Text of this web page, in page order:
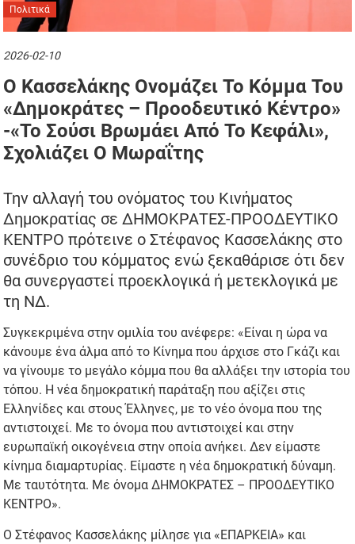
Πολιτικά
2026-02-10
Ο Κασσελάκης Ονομάζει Το Κόμμα Του
«Δημοκράτες – Προοδευτικό Κέντρο»
-«Το Σούσι Βρωμάει Από Το Κεφάλι»,
Σχολιάζει Ο Μωραΐτης
Την αλλαγή του ονόματος του Κινήματος
Δημοκρατίας σε ΔΗΜΟΚΡΑΤΕΣ-ΠΡΟΟΔΕΥΤΙΚΟ
ΚΕΝΤΡΟ πρότεινε ο Στέφανος Κασσελάκης στο
συνέδριο του κόμματος ενώ ξεκαθάρισε ότι δεν
θα συνεργαστεί προεκλογικά ή μετεκλογικά με
τη ΝΔ.
Συγκεκριμένα στην ομιλία του ανέφερε: «Είναι η ώρα να
κάνουμε ένα άλμα από το Κίνημα που άρχισε στο Γκάζι και
να γίνουμε το μεγάλο κόμμα που θα αλλάξει την ιστορία του
τόπου. Η νέα δημοκρατική παράταξη που αξίζει στις
Ελληνίδες και στους Έλληνες, με το νέο όνομα που της
αντιστοιχεί. Με το όνομα που αντιστοιχεί και στην
ευρωπαϊκή οικογένεια στην οποία ανήκει. Δεν είμαστε
κίνημα διαμαρτυρίας. Είμαστε η νέα δημοκρατική δύναμη.
Με ταυτότητα. Με όνομα ΔΗΜΟΚΡΑΤΕΣ – ΠΡΟΟΔΕΥΤΙΚΟ
ΚΕΝΤΡΟ».
Ο Στέφανος Κασσελάκης μίλησε για «ΕΠΑΡΚΕΙΑ» και